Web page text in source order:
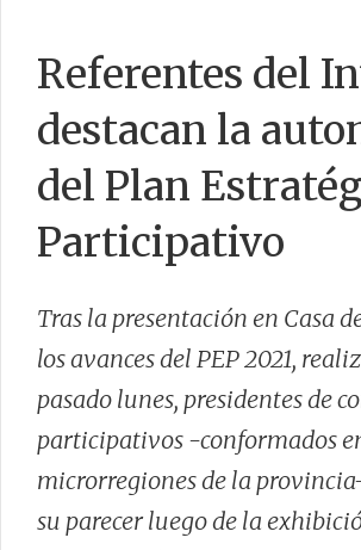
Referentes del
destacan la
del Plan
Participativo
Tras la presentación en Casa
los avances del PEP 2021,
pasado lunes, presidentes de
participativos -conformados
microrregiones de la
su parecer luego de la